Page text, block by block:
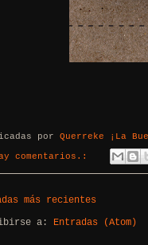
por Querreke ¡La
comentarios.:
más recientes
a: Entradas (Atom)